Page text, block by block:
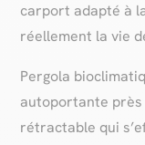
carport adapté à
réellement la vie
Pergola
autoportante près
rétractable qui